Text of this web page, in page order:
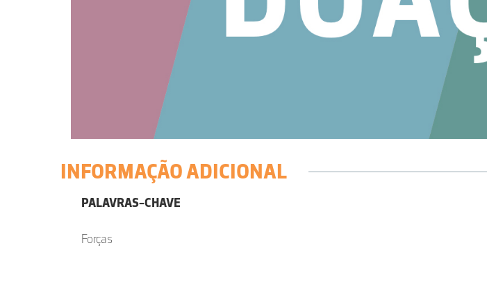
INFORMAÇÃO ADICIONAL
PALAVRAS-CHAVE
Forças